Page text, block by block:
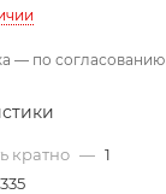
— по согласованию
кратно — 1